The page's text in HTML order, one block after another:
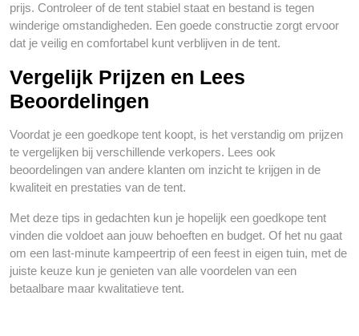
prijs. Controleer of de tent stabiel staat en bestand is tegen
winderige omstandigheden. Een goede constructie zorgt ervoor
dat je veilig en comfortabel kunt verblijven in de tent.
Vergelijk Prijzen en Lees
Beoordelingen
Voordat je een goedkope tent koopt, is het verstandig om prijzen
te vergelijken bij verschillende verkopers. Lees ook
beoordelingen van andere klanten om inzicht te krijgen in de
kwaliteit en prestaties van de tent.
Met deze tips in gedachten kun je hopelijk een goedkope tent
vinden die voldoet aan jouw behoeften en budget. Of het nu gaat
om een last-minute kampeertrip of een feest in eigen tuin, met de
juiste keuze kun je genieten van alle voordelen van een
betaalbare maar kwalitatieve tent.